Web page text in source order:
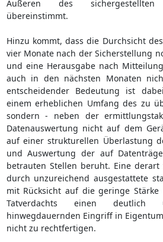
Äußeren des
übereinstimmt.
Hinzu kommt, dass die Durchsicht
vier Monate nach der Sicherstellung
und eine Herausgabe nach
auch in den nächsten Monaten
entscheidender Bedeutung ist
einem erheblichen Umfang des zu
sondern - neben der
Datenauswertung nicht auf dem
auf einer strukturellen Überlastung
und Auswertung der auf
betrauten Stellen beruht. Eine derart
durch unzureichend ausgestattete
mit Rücksicht auf die geringe Stärke
Tatverdachts einen
hinwegdauernden Eingriff in
nicht zu rechtfertigen.